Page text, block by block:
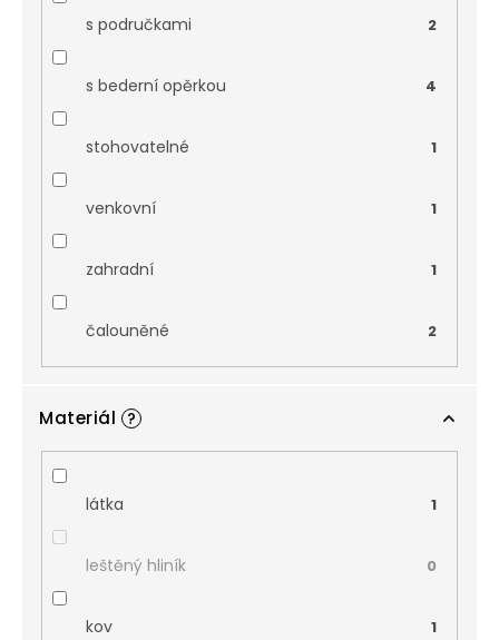
s područkami 2
s bederní opěrkou 4
stohovatelné 1
venkovní 1
zahradní 1
čalouněné 2
Materiál ?
látka 1
leštěný hliník 0
kov 1